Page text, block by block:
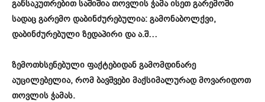
განსაკუთრებით საშიშია თოვლის ჭამა ისეთ გარემოში
სადაც გარემო დაბინძურებულია: გამონაბოლქვი,
დაბინძურებული ზედაპირი და ა.შ…
ზემოთხსენებული ფაქტებიდან გამომდინარე
აუცილებელია, რომ ბავშვები მაქსიმალურად მოვარიდოთ
თოვლის ჭამას.